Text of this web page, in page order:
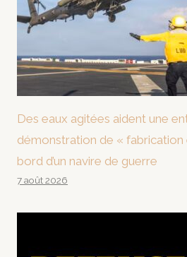
Des eaux agitées aident une
démonstration de « fabrication
bord d’un navire de guerre
7 août 2026